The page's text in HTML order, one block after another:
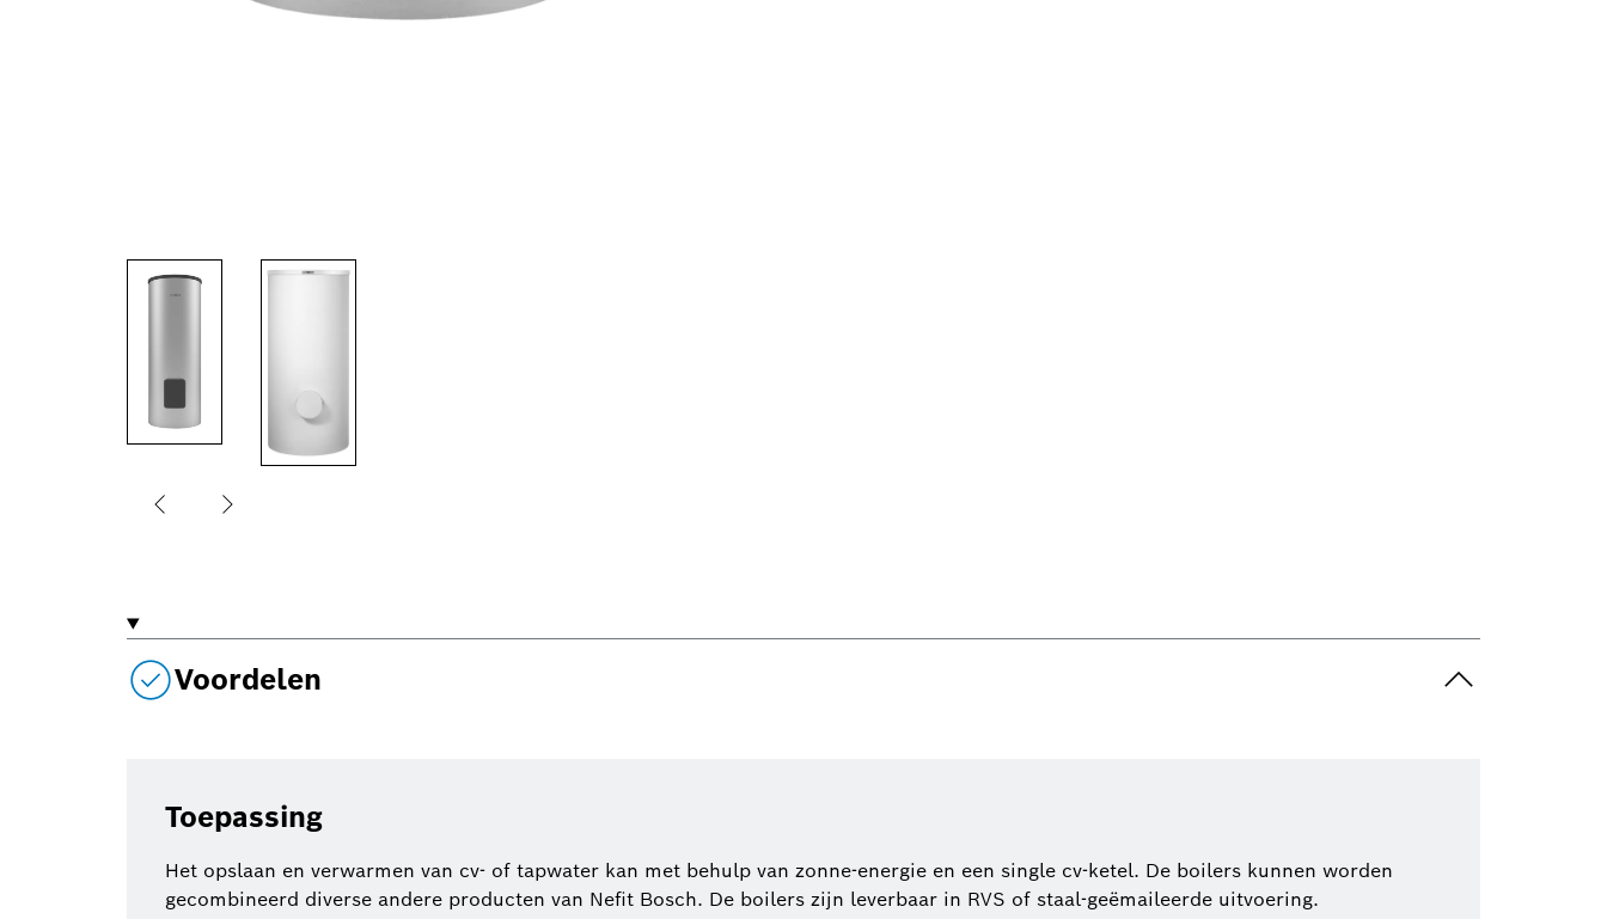
Voordelen
Toepassing
Het opslaan en verwarmen van cv- of tapwater kan met behulp van zonne-energie en een single cv-ketel. De boilers kunnen worden
gecombineerd diverse andere producten van Nefit Bosch. De boilers zijn leverbaar in RVS of staal-geëmaileerde uitvoering.